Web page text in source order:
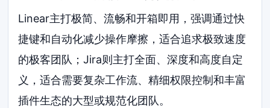
Linear主打极简、流畅和开箱即用，强调通过快
捷键和自动化减少操作摩擦，适合追求极致速度
的极客团队；Jira则主打全面、深度和高度自定
义，适合需要复杂工作流、精细权限控制和丰富
插件生态的大型或规范化团队。